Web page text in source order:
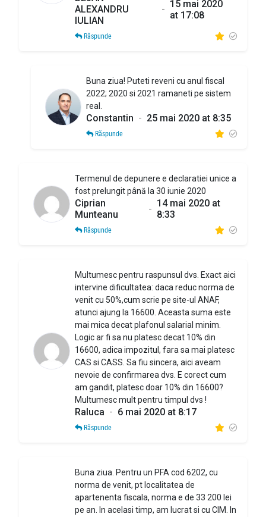
ALEXANDRU
IULIAN
- 15 mai 2020
at 17:08
Răspunde
Buna ziua! Puteti reveni cu anul fiscal
2022; 2020 si 2021 ramaneti pe sistem
real.
Constantin - 25 mai 2020 at 8:35
Răspunde
Termenul de depunere e declaratiei unice a
fost prelungit până la 30 iunie 2020
Ciprian
Munteanu
- 14 mai 2020 at
8:33
Răspunde
Multumesc pentru raspunsul dvs. Exact aici
intervine dificultatea: daca reduc norma de
venit cu 50%,cum scrie pe site-ul ANAF,
atunci ajung la 16600. Aceasta suma este
mai mica decat plafonul salarial minim.
Logic ar fi sa nu platesc decat 10% din
16600, adica impozitul, fara sa mai platesc
CAS si CASS. Sa fiu sincera, aici aveam
nevoie de confirmarea dvs. E corect cum
am gandit, platesc doar 10% din 16600?
Multumesc mult pentru timpul dvs !
Raluca - 6 mai 2020 at 8:17
Răspunde
Buna ziua. Pentru un PFA cod 6202, cu
norma de venit, pt localitatea de
apartenenta fiscala, norma e de 33 200 lei
pe an. In acelasi timp, am lucrat si cu CIM. In